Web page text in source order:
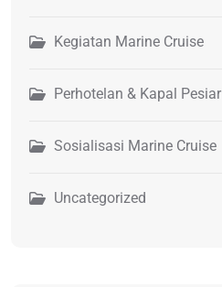
Kegiatan Marine Cruise
Perhotelan & Kapal Pesiar
Sosialisasi Marine Cruise
Uncategorized